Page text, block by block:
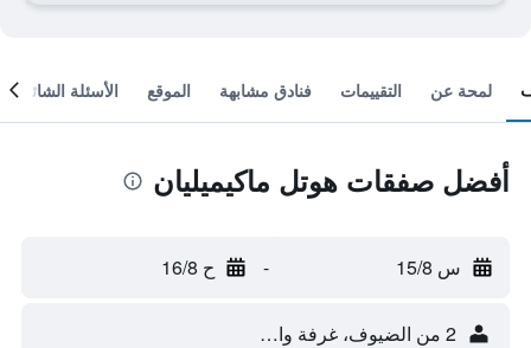
لمحة عن التقييمات فنادق مشابهة الموقع الأسئلة الشائعة
أفضل صفقات هوتل ماكيميليان
س 15/8 - ح 16/8
2 من الضيوف، غرفة واحدة